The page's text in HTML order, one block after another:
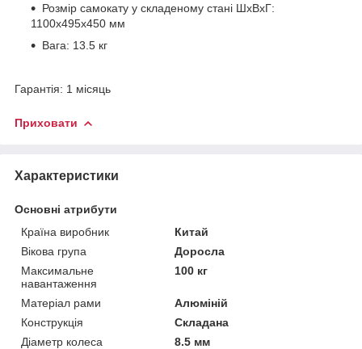
Розмір самокату у складеному стані ШхВхГ:
1100x495х450 мм
Вага: 13.5 кг
Гарантія: 1 місяць
Приховати
Характеристики
Основні атрибути
Країна виробник
Китай
Вікова група
Доросла
Максимальне
навантаження
100 кг
Матеріал рами
Алюміній
Конструкція
Складана
Діаметр колеса
8.5 мм